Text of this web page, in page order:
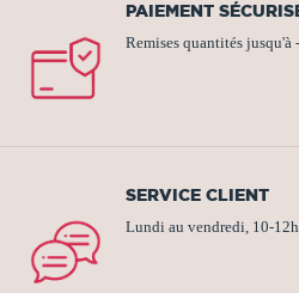
PAIEMENT
Remises quantités jusqu'à
SERVICE CLIENT
Lundi au vendredi, 10-